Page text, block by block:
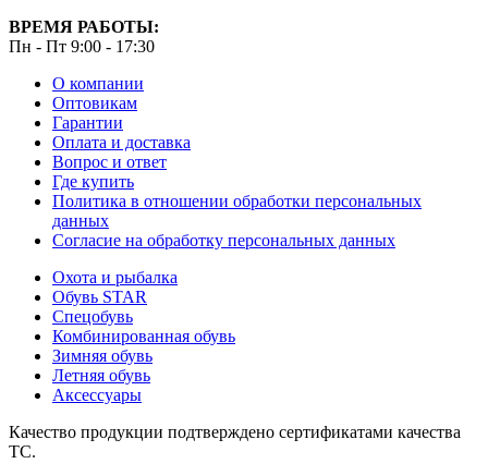
ВРЕМЯ РАБОТЫ:
Пн - Пт 9:00 - 17:30
О компании
Оптовикам
Гарантии
Оплата и доставка
Вопрос и ответ
Где купить
Политика в отношении обработки персональных
данных
Согласие на обработку персональных данных
Охота и рыбалка
Обувь STAR
Спецобувь
Комбинированная обувь
Зимняя обувь
Летняя обувь
Аксессуары
Качество продукции подтверждено сертификатами качества
ТС.